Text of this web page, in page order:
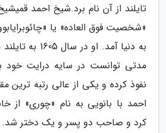
تایلند از آن نام برد.شیخ احمد
«شخصیت فوق العاده» یا
به دنیا آمد. او
مدتی توانست در سایه درایت خود
نفوذ کرده و یکی از عالی رتبه ترین
احمد با بانویی به نام «چوری» از
کرد و صاحب دو پسر و یک دختر شد.